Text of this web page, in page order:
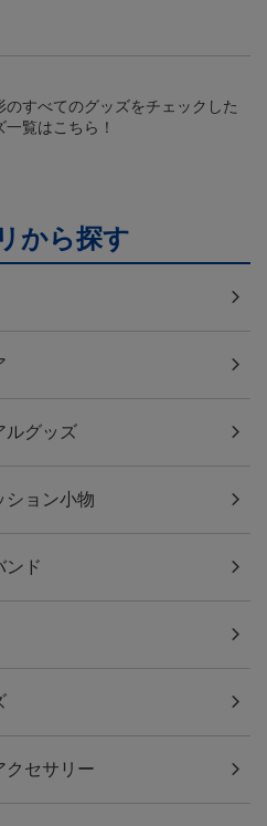
のすべてのグッズをチェックした
覧はこちら！
から探す
ルグッズ
ション小物
ンド
クセサリー